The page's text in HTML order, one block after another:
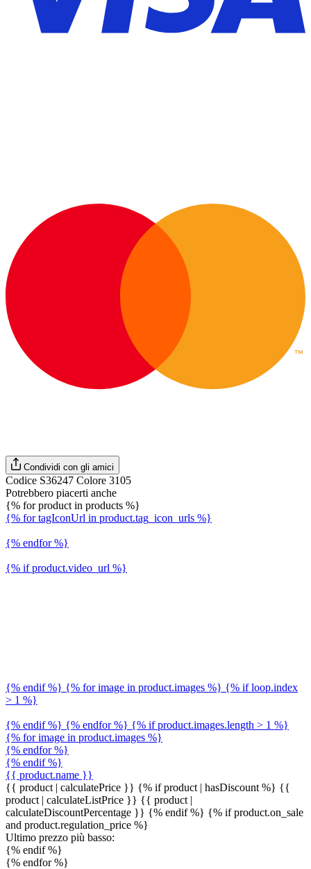
Condividi con gli amici
Codice S36247 Colore 3105
Potrebbero piacerti anche
{% for product in products %}
{% for tagIconUrl in product.tag_icon_urls %}
{% endfor %}
{% if product.video_url %}
{% endif %} {% for image in product.images %} {% if loop.index
> 1 %}
{% endif %} {% endfor %} {% if product.images.length > 1 %}
{% for image in product.images %}
{% endfor %}
{% endif %}
{{ product.name }}
{{ product | calculatePrice }} {% if product | hasDiscount %} {{
product | calculateListPrice }} {{ product |
calculateDiscountPercentage }} {% endif %} {% if product.on_sale
and product.regulation_price %}
Ultimo prezzo più basso:
{% endif %}
{% endfor %}